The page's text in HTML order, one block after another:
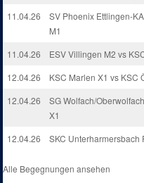
11.04.26
SV Phoenix Ettlingen-
M1
11.04.26 ESV Villingen M2 vs
12.04.26
KSC Marlen X1 vs KSC
12.04.26
SG Wolfach/
X1
12.04.26 SKC Unterharmersbach
Alle Begegnungen ansehen